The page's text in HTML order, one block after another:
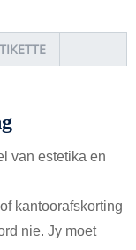
van estetika en
kantoorafskorting
nie. Jy moet